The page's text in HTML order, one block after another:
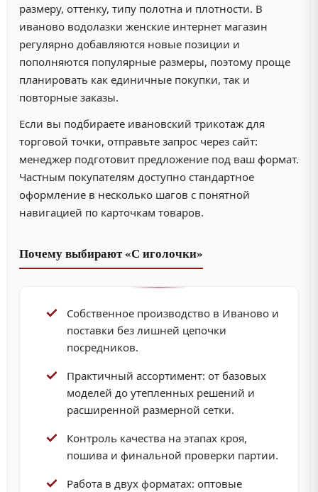
размеру, оттенку, типу полотна и плотности. В
иваново водолазки женские интернет магазин
регулярно добавляются новые позиции и
пополняются популярные размеры, поэтому проще
планировать как единичные покупки, так и
повторные заказы.
Если вы подбираете ивановский трикотаж для
торговой точки, отправьте запрос через сайт:
менеджер подготовит предложение под ваш формат.
Частным покупателям доступно стандартное
оформление в несколько шагов с понятной
навигацией по карточкам товаров.
Почему выбирают «С иголочки»
Собственное производство в Иваново и
поставки без лишней цепочки
посредников.
Практичный ассортимент: от базовых
моделей до утепленных решений и
расширенной размерной сетки.
Контроль качества на этапах кроя,
пошива и финальной проверки партии.
Работа в двух форматах: оптовые